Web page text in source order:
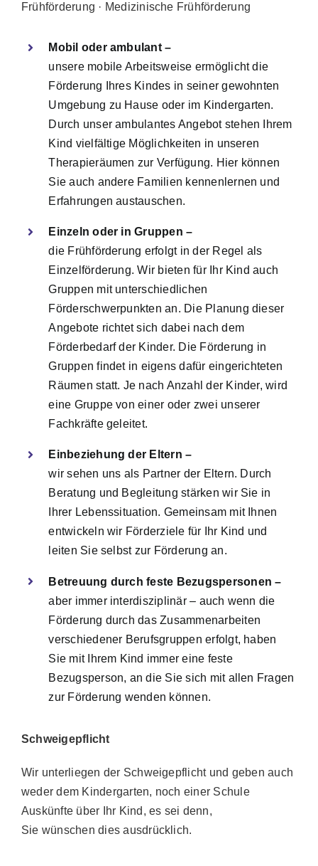
Frühförderung · Medizinische Frühförderung
Mobil oder ambulant –
unsere mobile Arbeitsweise ermöglicht die
Förderung Ihres Kindes in seiner gewohnten
Umgebung zu Hause oder im Kindergarten.
Durch unser ambulantes Angebot stehen Ihrem
Kind vielfältige Möglichkeiten in unseren
Therapieräumen zur Verfügung. Hier können
Sie auch andere Familien kennenlernen und
Erfahrungen austauschen.
Einzeln oder in Gruppen –
die Frühförderung erfolgt in der Regel als
Einzelförderung. Wir bieten für Ihr Kind auch
Gruppen mit unterschiedlichen
Förderschwerpunkten an. Die Planung dieser
Angebote richtet sich dabei nach dem
Förderbedarf der Kinder. Die Förderung in
Gruppen findet in eigens dafür eingerichteten
Räumen statt. Je nach Anzahl der Kinder, wird
eine Gruppe von einer oder zwei unserer
Fachkräfte geleitet.
Einbeziehung der Eltern –
wir sehen uns als Partner der Eltern. Durch
Beratung und Begleitung stärken wir Sie in
Ihrer Lebenssituation. Gemeinsam mit Ihnen
entwickeln wir Förderziele für Ihr Kind und
leiten Sie selbst zur Förderung an.
Betreuung durch feste Bezugspersonen –
aber immer interdisziplinär – auch wenn die
Förderung durch das Zusammenarbeiten
verschiedener Berufsgruppen erfolgt, haben
Sie mit Ihrem Kind immer eine feste
Bezugsperson, an die Sie sich mit allen Fragen
zur Förderung wenden können.
Schweigepflicht
Wir unterliegen der Schweigepflicht und geben auch
weder dem Kindergarten, noch einer Schule
Auskünfte über Ihr Kind, es sei denn,
Sie wünschen dies ausdrücklich.